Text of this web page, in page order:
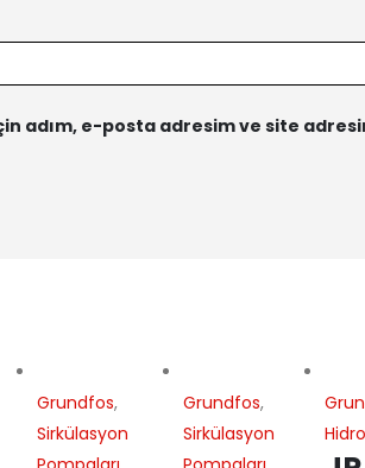
adım, e-posta adresim ve site
Grundfos,
Sirkülasyon
Grundfos,
Sirkülasyon